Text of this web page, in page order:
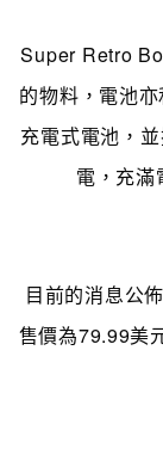
Super Retro
的物料，電池
充電式電池，
電，充滿
目前的消息公
售價為79.99美